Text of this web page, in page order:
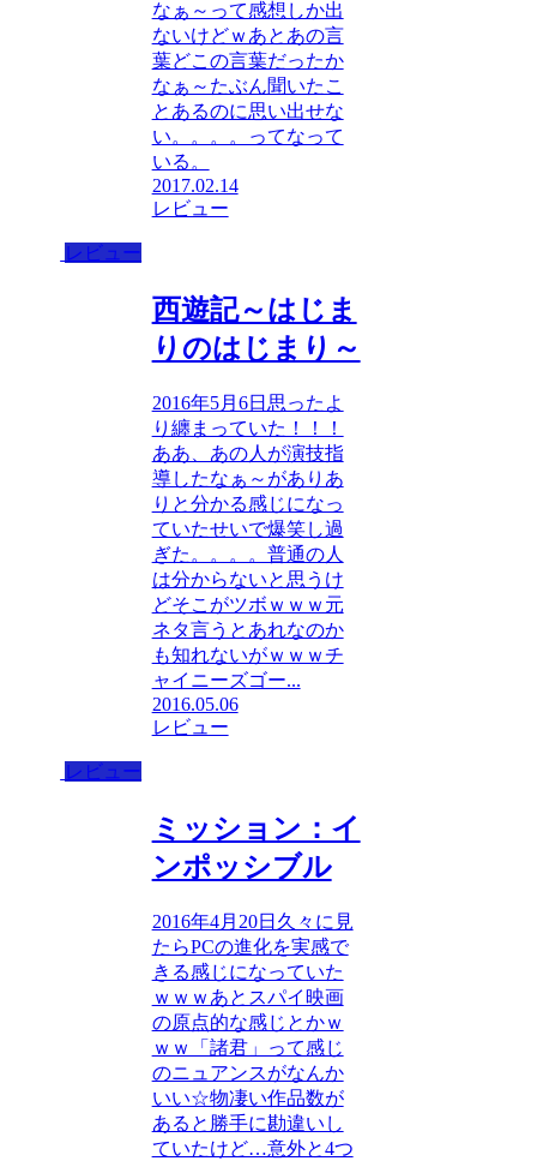
なぁ～って感想しか出
ないけどｗあとあの言
葉どこの言葉だったか
なぁ～たぶん聞いたこ
とあるのに思い出せな
い。。。。ってなって
いる。
2017.02.14
レビュー
レビュー
西遊記～はじま
りのはじまり～
2016年5月6日思ったよ
り纏まっていた！！！
ああ、あの人が演技指
導したなぁ～がありあ
りと分かる感じになっ
ていたせいで爆笑し過
ぎた。。。。普通の人
は分からないと思うけ
どそこがツボｗｗｗ元
ネタ言うとあれなのか
も知れないがｗｗｗチ
ャイニーズゴー...
2016.05.06
レビュー
レビュー
ミッション：イ
ンポッシブル
2016年4月20日久々に見
たらPCの進化を実感で
きる感じになっていた
ｗｗｗあとスパイ映画
の原点的な感じとかｗ
ｗｗ「諸君」って感じ
のニュアンスがなんか
いい☆物凄い作品数が
あると勝手に勘違いし
ていたけど…意外と4つ